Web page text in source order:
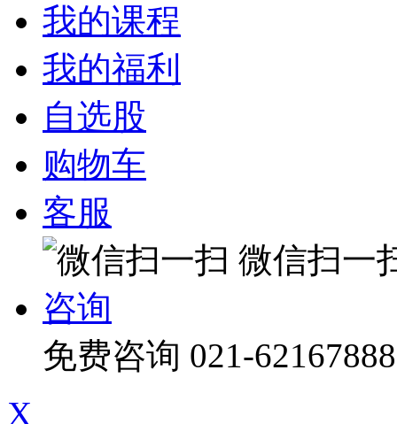
我的课程
我的福利
自选股
购物车
客服
微信扫一
咨询
免费咨询 021-62167888
X